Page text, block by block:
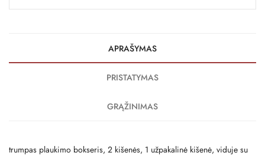
APRAŠYMAS
PRISTATYMAS
GRĄŽINIMAS
trumpas plaukimo bokseris, 2 kišenės, 1 užpakalinė kišenė, viduje su